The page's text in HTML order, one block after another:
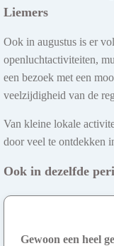
Liemers
Ook in augustus is er
openluchtactiviteiten,
een bezoek met een
veelzijdigheid van de
Van kleine lokale
door veel te ontdekken
Ook in dezelfde
Gewoon een heel